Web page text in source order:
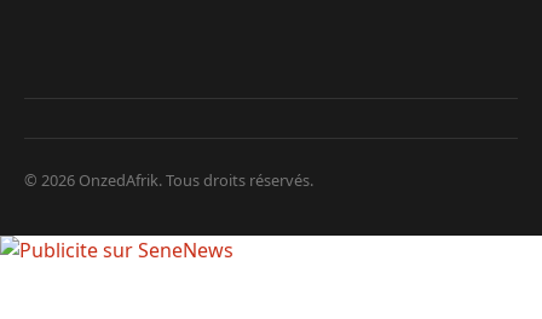
© 2026 OnzedAfrik. Tous droits réservés.